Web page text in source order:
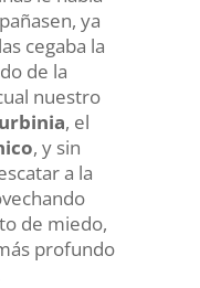
ya
cegaba la
de la
nuestro
, el
, y sin
a la
de miedo,
profundo